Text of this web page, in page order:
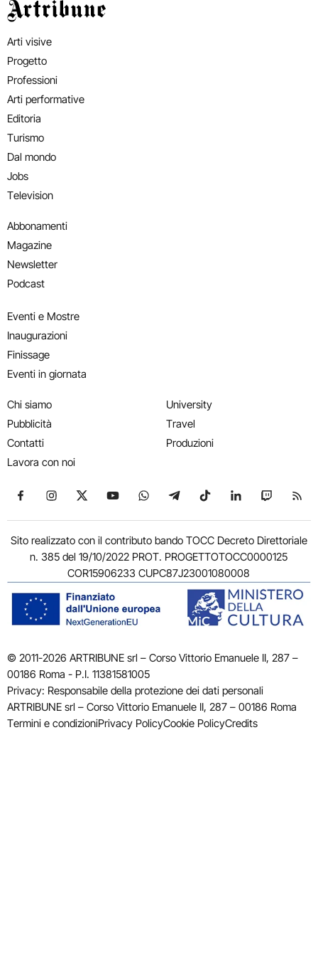
Artribune
Arti visive
Progetto
Professioni
Arti performative
Editoria
Turismo
Dal mondo
Jobs
Television
Abbonamenti
Magazine
Newsletter
Podcast
Eventi e Mostre
Inaugurazioni
Finissage
Eventi in giornata
Chi siamo
Pubblicità
Contatti
Lavora con noi
University
Travel
Produzioni
Seguici su Facebook
Seguici su Instagram
Seguici su X
Seguici su YouTube
Seguici su WhatsApp
Seguici su Telegram
Seguici su TikTok
Seguici su
Seguici
Sito realizzato con il contributo bando TOCC Decreto Direttoriale
n. 385 del 19/10/2022 PROT. PROGETTOTOCC0000125
COR15906233 CUPC87J23001080008
© 2011-2026 ARTRIBUNE srl – Corso Vittorio Emanuele II, 287 –
00186 Roma - P.I. 11381581005
Privacy: Responsabile della protezione dei dati personali
ARTRIBUNE srl – Corso Vittorio Emanuele II, 287 – 00186 Roma
Termini e condizioniPrivacy PolicyCookie PolicyCredits